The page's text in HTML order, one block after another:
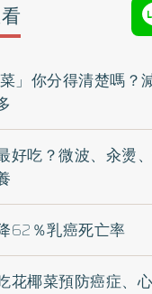
」你分得清楚嗎？
好吃？微波、汆燙
62％乳癌死亡率
花椰菜預防癌症、